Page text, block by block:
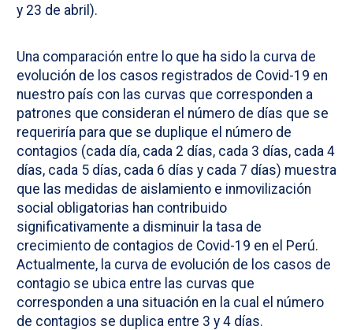
y 23 de abril).
Una comparación entre lo que ha sido la curva de
evolución de los casos registrados de Covid-19 en
nuestro país con las curvas que corresponden a
patrones que consideran el número de días que se
requeriría para que se duplique el número de
contagios (cada día, cada 2 días, cada 3 días, cada 4
días, cada 5 días, cada 6 días y cada 7 días) muestra
que las medidas de aislamiento e inmovilización
social obligatorias han contribuido
significativamente a disminuir la tasa de
crecimiento de contagios de Covid-19 en el Perú.
Actualmente, la curva de evolución de los casos de
contagio se ubica entre las curvas que
corresponden a una situación en la cual el número
de contagios se duplica entre 3 y 4 días.